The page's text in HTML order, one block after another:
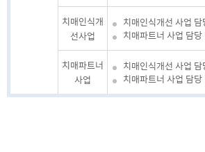
치매인식개
선사업
치매인식개선 사업 담
치매파트너 사업 담당
치매파트너
사업
치매인식개선 사업 담
치매파트너 사업 담당